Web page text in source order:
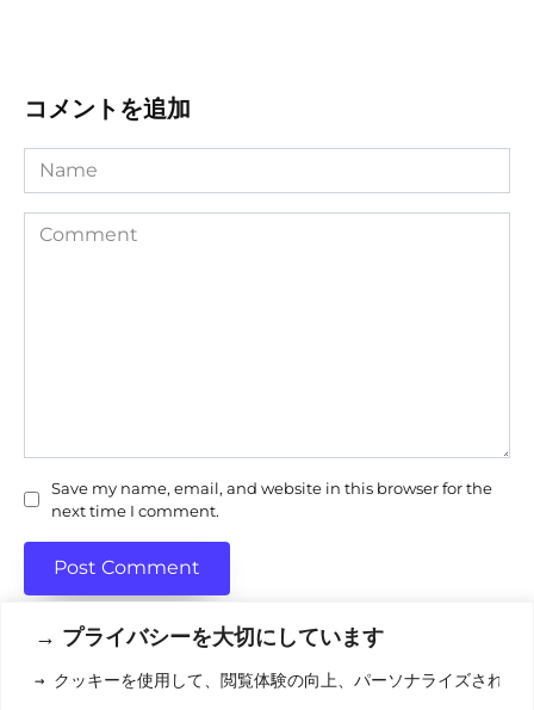
→ プライバシーを大切にしています
→ クッキーを使用して、閲覧体験の向上、パーソナライズされた
コメントを追加
Name
Comment
Save my name, email, and website in this browser for the
next time I comment.